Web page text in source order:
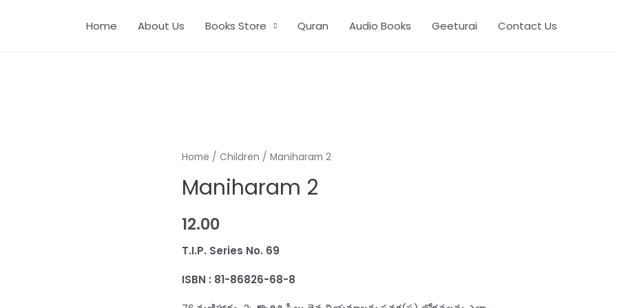
Home About Us Books Store Quran Audio Books Geeturai Contact Us
Home / Children / Maniharam 2
Maniharam 2
12.00
T.I.P. Series No. 69
ISBN : 81-86826-68-8